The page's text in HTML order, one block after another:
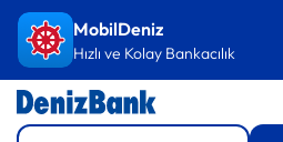
İçeriğe GitMobilDeniz
Hızlı ve Kolay Bankacılık